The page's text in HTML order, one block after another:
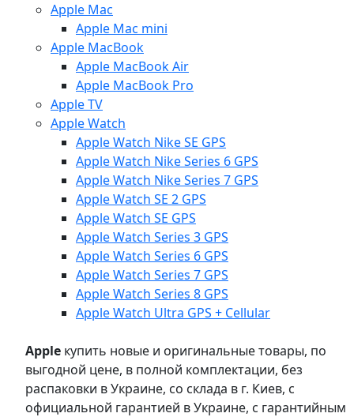
Apple Mac
Apple Mac mini
Apple MacBook
Apple MacBook Air
Apple MacBook Pro
Apple TV
Apple Watch
Apple Watch Nike SE GPS
Apple Watch Nike Series 6 GPS
Apple Watch Nike Series 7 GPS
Apple Watch SE 2 GPS
Apple Watch SE GPS
Apple Watch Series 3 GPS
Apple Watch Series 6 GPS
Apple Watch Series 7 GPS
Apple Watch Series 8 GPS
Apple Watch Ultra GPS + Cellular
Apple купить новые и оригинальные товары, по
выгодной цене, в полной комплектации, без
распаковки в Украине, со склада в г. Киев, с
официальной гарантией в Украине, с гарантийным